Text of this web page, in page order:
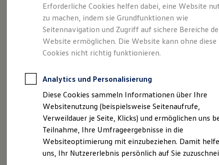
Leasing
Leasing-Angebote
Gebrauchtwagen Leasing
Junge Gebrauchtwagen-Leasing
Elektroauto Leasing
Kleinwagen-Leasing
Leasing ohne Anzahlung
Autokredit mit Schlussrate
Versicherungen und Garantien
Kfz-Versicherung
Restschuldversicherungen
Garantien
Wartungsverträge
Geschäftskunden
Professional Class bei Volkswagen
Großkunden
Behörden
So geht neu.
Entdecken Sie jetzt
den neuen ID.3 Neo!
Erforderliche Cookies helfen dabei, eine Website
zu machen, indem sie Grundfunktionen wie
Seitennavigation und Zugriff auf sichere Bereiche
Website ermöglichen. Die Website kann ohne diese
Cookies nicht richtig funktionieren.
Analytics und Personalisierung
Diese Cookies sammeln Informationen über Ihre
Websitenutzung (beispielsweise Seitenaufrufe,
Verweildauer je Seite, Klicks) und ermöglichen uns
Teilnahme, Ihre Umfrageergebnisse in die
Websiteoptimierung mit einzubeziehen. Damit
uns, Ihr Nutzererlebnis persönlich auf Sie